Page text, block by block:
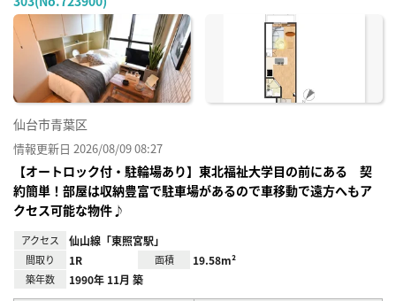
に入
仙台市青葉区
情報更新日 2026/08/09 08:27
【オートロック付・駐輪場あり】東北福祉大学目の前にある 契
約簡単！部屋は収納豊富で駐車場があるので車移動で遠方へもア
クセス可能な物件♪
アクセス 仙山線「東照宮駅」
間取り 1R 面積 19.58m²
築年数 1990年 11月 築